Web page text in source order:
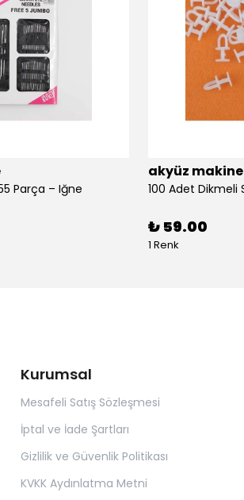
Parça – Iğne
akyüz makine
₺ 59.00
1 Renk
Kurumsal
Mesafeli Satış Sözleşmesi
İptal ve İade Şartları
Gizlilik ve Güvenlik Politikası
KVKK Aydınlatma Metni